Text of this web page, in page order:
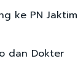
ke PN Jaktim
dan Dokter